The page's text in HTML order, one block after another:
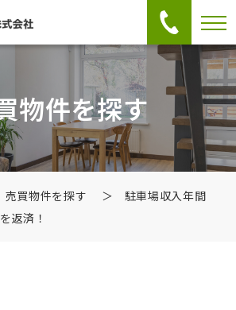
物件を探す
売買物件を探す
＞ 駐車場収入年間
返済！